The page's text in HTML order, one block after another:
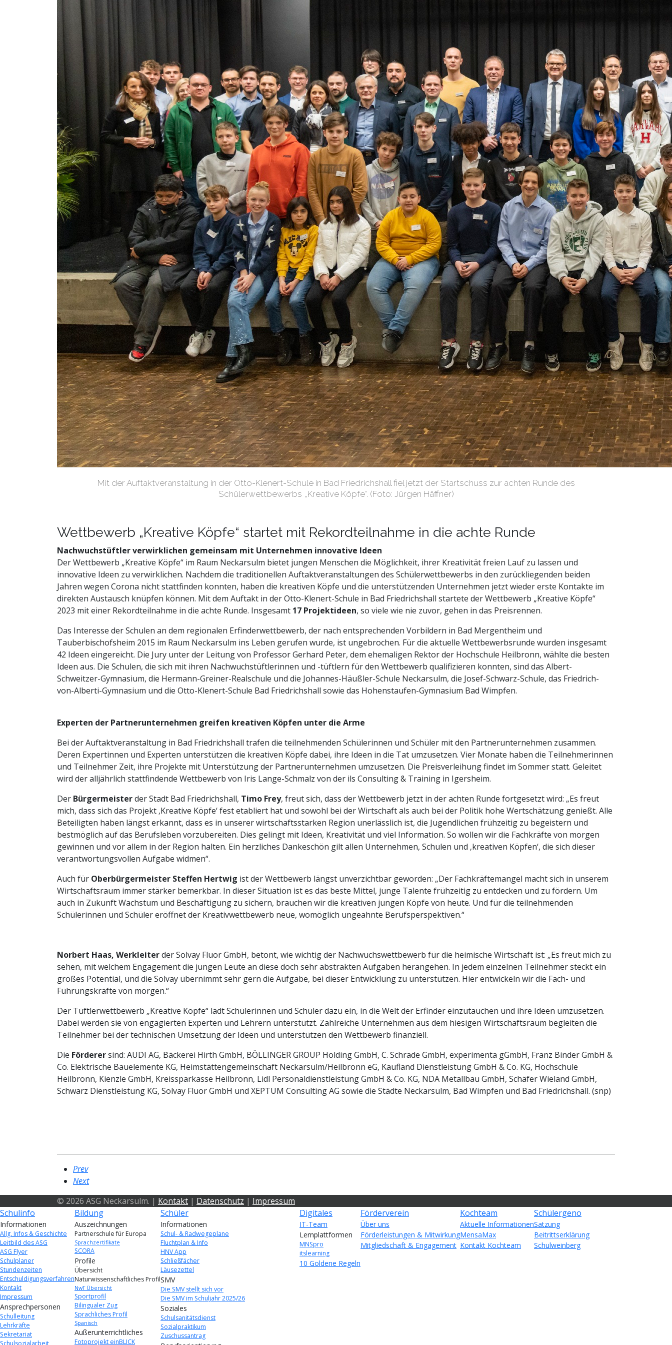
Mit der Auftaktveranstaltung in der Otto-Klenert-Schule in Bad Friedrichshall fiel jetzt der Startschuss zur achten Runde des
Schülerwettbewerbs „Kreative Köpfe“. (Foto: Jürgen Häffner)
Wettbewerb „Kreative Köpfe“ startet mit Rekordteilnahme in die achte Runde
Nachwuchstüftler verwirklichen gemeinsam mit Unternehmen innovative Ideen
Der Wettbewerb „Kreative Köpfe“ im Raum Neckarsulm bietet jungen Menschen die Möglichkeit, ihrer Kreativität freien Lauf zu lassen und
innovative Ideen zu verwirklichen. Nachdem die traditionellen Auftaktveranstaltungen des Schülerwettbewerbs in den zurückliegenden beiden
Jahren wegen Corona nicht stattfinden konnten, haben die kreativen Köpfe und die unterstützenden Unternehmen jetzt wieder erste Kontakte im
direkten Austausch knüpfen können. Mit dem Auftakt in der Otto-Klenert-Schule in Bad Friedrichshall startete der Wettbewerb „Kreative Köpfe“
2023 mit einer Rekordteilnahme in die achte Runde. Insgesamt 17 Projektideen, so viele wie nie zuvor, gehen in das Preisrennen.
Das Interesse der Schulen an dem regionalen Erfinderwettbewerb, der nach entsprechenden Vorbildern in Bad Mergentheim und
Tauberbischofsheim 2015 im Raum Neckarsulm ins Leben gerufen wurde, ist ungebrochen. Für die aktuelle Wettbewerbsrunde wurden insgesamt
42 Ideen eingereicht. Die Jury unter der Leitung von Professor Gerhard Peter, dem ehemaligen Rektor der Hochschule Heilbronn, wählte die besten
Ideen aus. Die Schulen, die sich mit ihren Nachwuchstüftlerinnen und -tüftlern für den Wettbewerb qualifizieren konnten, sind das Albert-
Schweitzer-Gymnasium, die Hermann-Greiner-Realschule und die Johannes-Häußler-Schule Neckarsulm, die Josef-Schwarz-Schule, das Friedrich-
von-Alberti-Gymnasium und die Otto-Klenert-Schule Bad Friedrichshall sowie das Hohenstaufen-Gymnasium Bad Wimpfen.
Experten der Partnerunternehmen greifen kreativen Köpfen unter die Arme
Bei der Auftaktveranstaltung in Bad Friedrichshall trafen die teilnehmenden Schülerinnen und Schüler mit den Partnerunternehmen zusammen.
Deren Expertinnen und Experten unterstützen die kreativen Köpfe dabei, ihre Ideen in die Tat umzusetzen. Vier Monate haben die Teilnehmerinnen
und Teilnehmer Zeit, ihre Projekte mit Unterstützung der Partnerunternehmen umzusetzen. Die Preisverleihung findet im Sommer statt. Geleitet
wird der alljährlich stattfindende Wettbewerb von Iris Lange-Schmalz von der ils Consulting & Training in Igersheim.
Der Bürgermeisterder Stadt Bad Friedrichshall, Timo Frey, freut sich, dass der Wettbewerb jetzt in der achten Runde fortgesetzt wird: „Es freut
mich, dass sich das Projekt ‚Kreative Köpfe‘ fest etabliert hat und sowohl bei der Wirtschaft als auch bei der Politik hohe Wertschätzung genießt. Alle
Beteiligten haben längst erkannt, dass es in unserer wirtschaftsstarken Region unerlässlich ist, die Jugendlichen frühzeitig zu begeistern und
bestmöglich auf das Berufsleben vorzubereiten. Dies gelingt mit Ideen, Kreativität und viel Information. So wollen wir die Fachkräfte von morgen
gewinnen und vor allem in der Region halten. Ein herzliches Dankeschön gilt allen Unternehmen, Schulen und ‚kreativen Köpfen‘, die sich dieser
verantwortungsvollen Aufgabe widmen“.
Auch für Oberbürgermeister Steffen Hertwig ist der Wettbewerb längst unverzichtbar geworden: „Der Fachkräftemangel macht sich in unserem
Wirtschaftsraum immer stärker bemerkbar. In dieser Situation ist es das beste Mittel, junge Talente frühzeitig zu entdecken und zu fördern. Um
auch in Zukunft Wachstum und Beschäftigung zu sichern, brauchen wir die kreativen jungen Köpfe von heute. Und für die teilnehmenden
Schülerinnen und Schüler eröffnet der Kreativwettbewerb neue, womöglich ungeahnte Berufsperspektiven.“
Norbert Haas, Werkleiterder Solvay Fluor GmbH, betont, wie wichtig der Nachwuchswettbewerb für die heimische Wirtschaft ist: „Es freut mich zu
sehen, mit welchem Engagement die jungen Leute an diese doch sehr abstrakten Aufgaben herangehen. In jedem einzelnen Teilnehmer steckt ein
großes Potential, und die Solvay übernimmt sehr gern die Aufgabe, bei dieser Entwicklung zu unterstützen. Hier entwickeln wir die Fach- und
Führungskräfte von morgen.“
Der Tüftlerwettbewerb „Kreative Köpfe“ lädt Schülerinnen und Schüler dazu ein, in die Welt der Erfinder einzutauchen und ihre Ideen umzusetzen.
Dabei werden sie von engagierten Experten und Lehrern unterstützt. Zahlreiche Unternehmen aus dem hiesigen Wirtschaftsraum begleiten die
Teilnehmer bei der technischen Umsetzung der Ideen und unterstützen den Wettbewerb finanziell.
Die Förderersind: AUDI AG, Bäckerei Hirth GmbH, BÖLLINGER GROUP Holding GmbH, C. Schrade GmbH, experimenta gGmbH, Franz Binder GmbH &
Co. Elektrische Bauelemente KG, Heimstättengemeinschaft Neckarsulm/Heilbronn eG, Kaufland Dienstleistung GmbH & Co. KG, Hochschule
Heilbronn, Kienzle GmbH, Kreissparkasse Heilbronn, Lidl Personaldienstleistung GmbH & Co. KG, NDA Metallbau GmbH, Schäfer Wieland GmbH,
Schwarz Dienstleistung KG, Solvay Fluor GmbH und XEPTUM Consulting AG sowie die Städte Neckarsulm, Bad Wimpfen und Bad Friedrichshall. (snp)
Prev
Next
© 2026 ASG Neckarsulm. | Kontakt | Datenschutz | Impressum
Schulinfo
Informationen
Allg. Infos & Geschichte
Leitbild des ASG
ASG Flyer
Schulplaner
Stundenzeiten
Entschuldigungsverfahren
Kontakt
Impressum
Ansprechpersonen
Schulleitung
Lehrkräfte
Sekretariat
Schulsozialarbeit
Bildung
Auszeichnungen
Partnerschule für Europa
Sprachzertifikate
SCORA
Profile
Übersicht
Naturwissenschaftliches Profil
NwT Übersicht
Sportprofil
Bilingualer Zug
Sprachliches Profil
Spanisch
Außerunterrichtliches
Fotoprojekt einBLICK
Schüler
Informationen
Schul- & Radwegeplane
Fluchtplan & Info
HNV App
Schließfächer
Läusezettel
SMV
Die SMV stellt sich vor
Die SMV im Schuljahr 2025/26
Soziales
Schulsanitätsdienst
Sozialpraktikum
Zuschussantrag
Digitales
IT-Team
Lernplattformen
MNSpro
itslearning
10 Goldene Regeln
Förderverein
Über uns
Förderleistungen & Mitwirkung
Mitgliedschaft & Engagement
Kochteam
Aktuelle Informationen
MensaMax
Kontakt Kochteam
Schülergeno
Satzung
Beitrittserklärung
Schulweinberg